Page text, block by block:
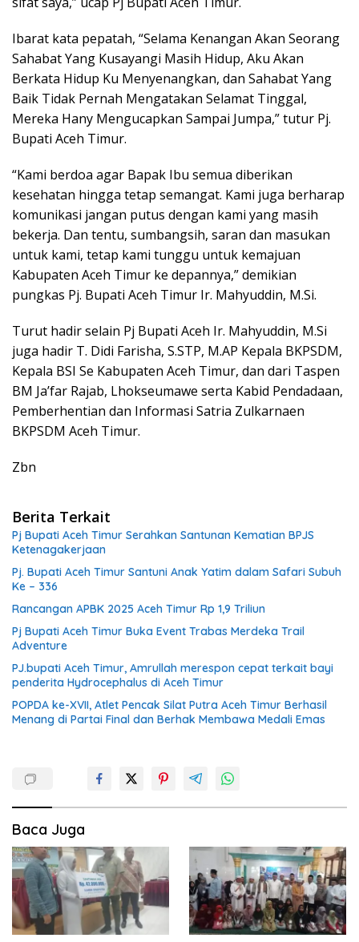
Ibarat kata pepatah, “Selama Kenangan Akan Seorang
Sahabat Yang Kusayangi Masih Hidup, Aku Akan
Berkata Hidup Ku Menyenangkan, dan Sahabat Yang
Baik Tidak Pernah Mengatakan Selamat Tinggal,
Mereka Hany Mengucapkan Sampai Jumpa,” tutur Pj.
Bupati Aceh Timur.
“Kami berdoa agar Bapak Ibu semua diberikan
kesehatan hingga tetap semangat. Kami juga berharap
komunikasi jangan putus dengan kami yang masih
bekerja. Dan tentu, sumbangsih, saran dan masukan
untuk kami, tetap kami tunggu untuk kemajuan
Kabupaten Aceh Timur ke depannya,” demikian
pungkas Pj. Bupati Aceh Timur Ir. Mahyuddin, M.Si.
Turut hadir selain Pj Bupati Aceh Ir. Mahyuddin, M.Si
juga hadir T. Didi Farisha, S.STP, M.AP Kepala BKPSDM,
Kepala BSI Se Kabupaten Aceh Timur, dan dari Taspen
BM Ja’far Rajab, Lhokseumawe serta Kabid Pendadaan,
Pemberhentian dan Informasi Satria Zulkarnaen
BKPSDM Aceh Timur.
Zbn
Berita Terkait
Pj Bupati Aceh Timur Serahkan Santunan Kematian BPJS
Ketenagakerjaan
Pj. Bupati Aceh Timur Santuni Anak Yatim dalam Safari Subuh
Ke – 336
Rancangan APBK 2025 Aceh Timur Rp 1,9 Triliun
Pj Bupati Aceh Timur Buka Event Trabas Merdeka Trail
Adventure
PJ.bupati Aceh Timur, Amrullah merespon cepat terkait bayi
penderita Hydrocephalus di Aceh Timur
POPDA ke-XVII, Atlet Pencak Silat Putra Aceh Timur Berhasil
Menang di Partai Final dan Berhak Membawa Medali Emas
Baca Juga